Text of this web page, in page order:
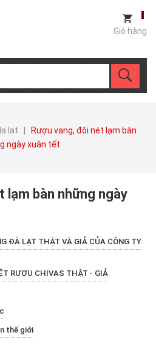
Giỏ hàng
lat
Rượu vang, đôi nét lạm bàn
ngày xuân tết
lạm bàn những ngày
ĐÀ LẠT THẬT VÀ GIẢ CỦA CÔNG TY
RƯỢU CHIVAS THẬT - GIẢ
thế giới